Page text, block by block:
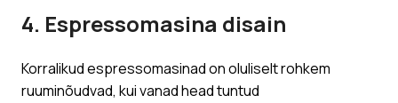
4. Espressomasina disain
Korralikud espressomasinad on oluliselt rohkem
ruuminõudvad, kui vanad head tuntud